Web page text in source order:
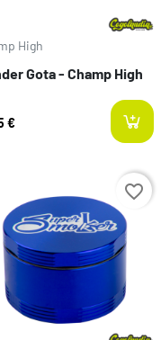
items
High
Gota - Champ High
€
favorite_border